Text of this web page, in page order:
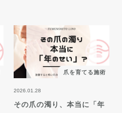
爪を育てる施術
2026.01.28
その爪の濁り、本当に「年